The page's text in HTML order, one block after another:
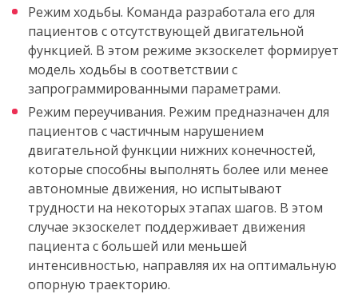
Режим ходьбы. Команда разработала его для
пациентов с отсутствующей двигательной
функцией. В этом режиме экзоскелет формирует
модель ходьбы в соответствии с
запрограммированными параметрами.
Режим переучивания. Режим предназначен для
пациентов с частичным нарушением
двигательной функции нижних конечностей,
которые способны выполнять более или менее
автономные движения, но испытывают
трудности на некоторых этапах шагов. В этом
случае экзоскелет поддерживает движения
пациента с большей или меньшей
интенсивностью, направляя их на оптимальную
опорную траекторию.